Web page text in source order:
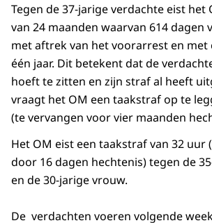
Tegen de 37-jarige verdachte eist het
van 24 maanden waarvan 614 dagen
met aftrek van het voorarrest en met
één jaar. Dit betekent dat de
hoeft te zitten en zijn straf al heeft
vraagt het OM een taakstraf op te
(te vervangen voor vier maanden
Het OM eist een taakstraf van 32 uur
door 16 dagen hechtenis) tegen de
en de 30-jarige vrouw.
De verdachten voeren volgende